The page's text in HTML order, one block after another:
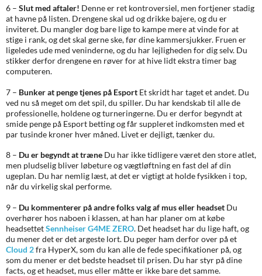
6 – Slut med aftaler! Denne er ret kontroversiel, men fortjener stadig
at havne på listen. Drengene skal ud og drikke bajere, og du er
inviteret. Du mangler dog bare lige to kampe mere at vinde for at
stige i rank, og det skal gerne ske, før dine kammersjukker. Fruen er
ligeledes ude med veninderne, og du har lejligheden for dig selv. Du
stikker derfor drengene en røver for at hive lidt ekstra timer bag
computeren.
7 – Bunker at penge tjenes på Esport Et skridt har taget et andet. Du
ved nu så meget om det spil, du spiller. Du har kendskab til alle de
professionelle, holdene og turneringerne. Du er derfor begyndt at
smide penge på Esport betting og får suppleret indkomsten med et
par tusinde kroner hver måned. Livet er dejligt, tænker du.
8 – Du er begyndt at træne Du har ikke tidligere været den store atlet,
men pludselig bliver løbeture og vægtløftning en fast del af din
ugeplan. Du har nemlig læst, at det er vigtigt at holde fysikken i top,
når du virkelig skal performe.
9 – Du kommenterer på andre folks valg af mus eller headset Du
overhører hos naboen i klassen, at han har planer om at købe
headsettetSennheiser G4ME ZERO. Det headset har du lige haft, og
du mener det er det argeste lort. Du peger ham derfor over på et
Cloud 2fra HyperX, som du kan alle de fede specifikationer på, og
som du mener er det bedste headset til prisen. Du har styr på dine
facts, og et headset, mus eller måtte er ikke bare det samme.